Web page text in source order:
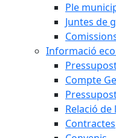
Ple
Juntes de
Informació
Compte
Relació
Contractes